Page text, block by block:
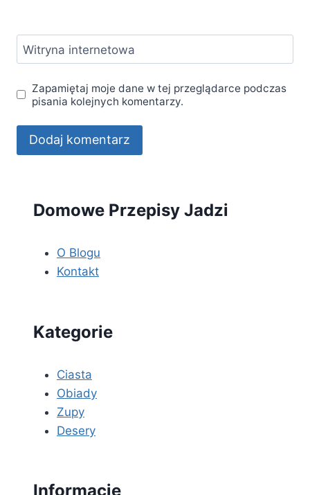
Witryna internetowa
Zapamiętaj moje dane w tej przeglądarce podczas
pisania kolejnych komentarzy.
Domowe Przepisy Jadzi
O Blogu
Kontakt
Kategorie
Ciasta
Obiady
Zupy
Desery
Informacje